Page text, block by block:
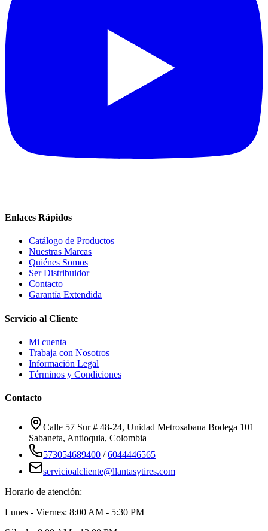
Enlaces Rápidos
Catálogo de Productos
Nuestras Marcas
Quiénes Somos
Ser Distribuidor
Contacto
Garantía Extendida
Servicio al Cliente
Mi cuenta
Trabaja con Nosotros
Información Legal
Términos y Condiciones
Contacto
Calle 57 Sur # 48-24, Unidad Metrosabana Bodega 101
Sabaneta, Antioquia, Colombia
573054689400 /6044446565
servicioalcliente@llantasytires.com
Horario de atención:
Lunes - Viernes: 8:00 AM - 5:30 PM